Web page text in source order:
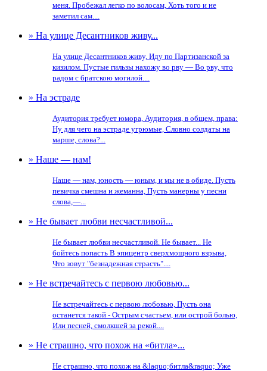
меня. Пробежал легко по волосам, Хоть того и не
заметил сам....
» На улице Десантников живу...
На улице Десантников живу, Иду по Партизанской за
кизилом. Пустые гильзы нахожу во рву — Во рву, что
радом с братскою могилой....
» На эстраде
Аудитория требует юмора, Аудитория, в общем, права:
Ну для чего на эстраде угрюмые, Словно солдаты на
марше, слова?...
» Наше — нам!
Наше — нам, юность — юным, и мы не в обиде. Пусть
певичка смешна и жеманна, Пусть манерны у песни
слова,—...
» Не бывает любви несчастливой...
Не бывает любви несчастливой. Не бывает... Не
бойтесь попасть В эпицентр сверхмощного взрыва,
Что зовут "безнадежная страсть"....
» Не встречайтесь с первою любовью...
Не встречайтесь с первою любовью, Пусть она
останется такой - Острым счастьем, или острой болью,
Или песней, смолкшей за рекой....
» Не страшно, что похож на «битла»...
Не страшно, что похож на &laquo;битла&raquo; Уже